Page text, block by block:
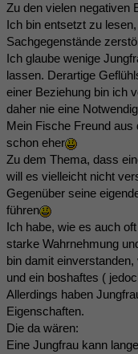
Zu den vielen negativen
Ich bin entsetzt zu
Sachgegenstände
Ich glaube wenige
lassen. Derartige
einer Beziehung bin ich
daher nie eine
Mein Fische Freund aus
schon eher
Zu dem Thema, dass
will es vielleicht nicht
Gegenüber seine
führen
Ich habe, wie es auch
starke Wahrnehmung
bin damit
und ein boshaftes (
Allerdings haben
Eigenschaften.
Die da wären:
Eine Jungfrau kann